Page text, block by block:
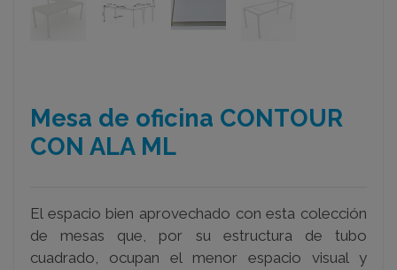
Mesa de oficina CONTOUR
CON ALA ML
El espacio bien aprovechado con esta colección
de mesas que, por su estructura de tubo
cuadrado, ocupan el menor espacio visual y